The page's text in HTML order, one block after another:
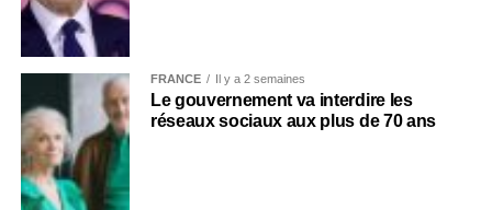
FRANCE Il y a 2 semaines
Le gouvernement va interdire les
réseaux sociaux aux plus de 70 ans